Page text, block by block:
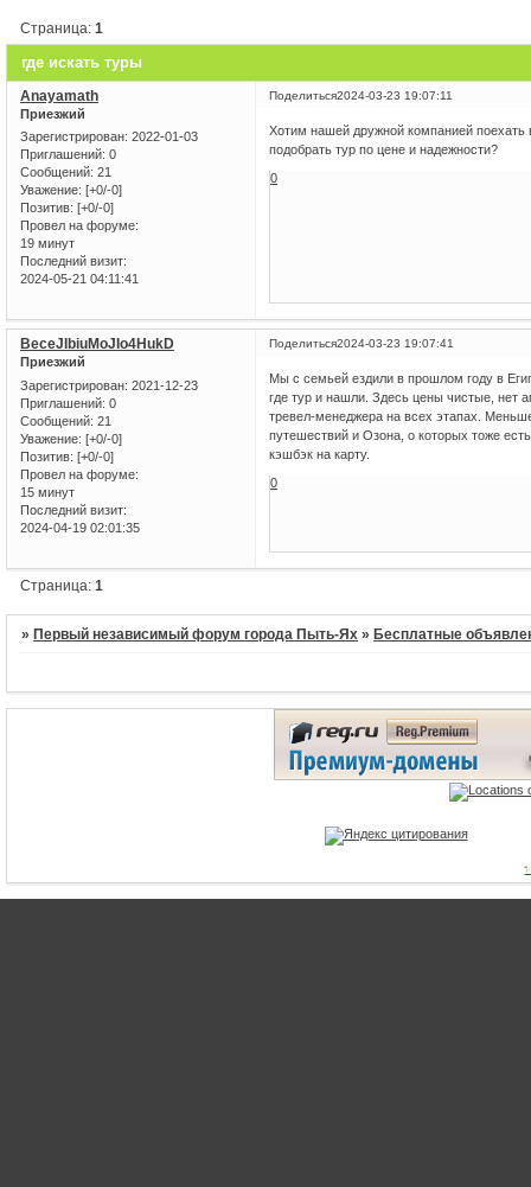
где искать туры
Страница:1
Поделиться2024-03-23 19:07:11
Anayamath
Приезжий
Зарегистрирован: 2022-01-03
Приглашений: 0
Сообщений: 21
Уважение: [+0/-0]
Позитив: [+0/-0]
Провел на форуме:
19 минут
Последний визит:
2024-05-21 04:11:41
Хотим нашей дружной компанией поехать
подобрать тур по цене и надежности?
0
Поделиться2024-03-23 19:07:41
BeceJIbiuMoJIo4HukD
Приезжий
Зарегистрирован: 2021-12-23
Приглашений: 0
Сообщений: 21
Уважение: [+0/-0]
Позитив: [+0/-0]
Провел на форуме:
15 минут
Последний визит:
2024-04-19 02:01:35
Мы с семьей ездили в прошлом году в
где тур и нашли. Здесь цены чистые, нет
тревел-менеджера на всех этапах.
путешествий и Озона, о которых тоже
кэшбэк на карту.
0
Страница:1
» Первый независимый форум города Пыть-Ях » Бесплатные